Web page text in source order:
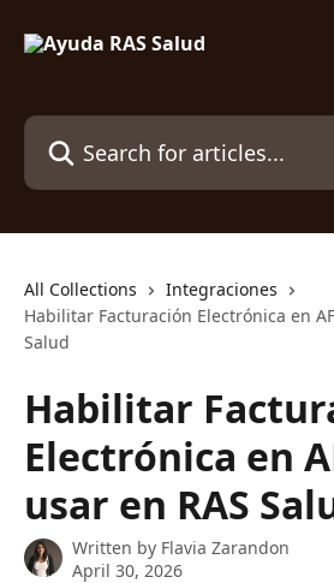
Search for articles...
All Collections
Integraciones
Habilitar Facturación Electrónica en
Salud
Habilitar
Electrónica en
usar en RAS
Written by Flavia Zarandon
April 30, 2026